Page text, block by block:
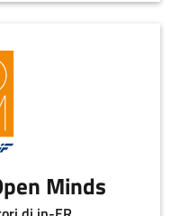
Minds